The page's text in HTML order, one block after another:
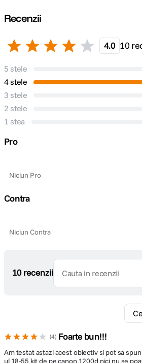
cuprindere
Nr. lamele
diafragma
Diafragma
Parasolar inclus
DIMENSIUNE / GREUTATE:
maxim
Recenzii
4.0 10
5 stele
4 stele
3 stele
2 stele
1 stea
Pro
Niciun Pro
Contra
Niciun Contra
10 recenzii
4 Foarte bun!!!
Am testat astazi acest obiectiv si pot sa
ul 18-55 kit de pe canon 1200d nici nu se